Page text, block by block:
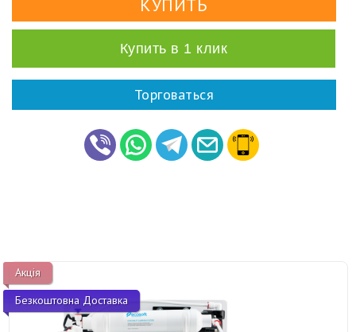
Купить в 1 клик
Торговаться
Акція
Безкоштовна Доставка